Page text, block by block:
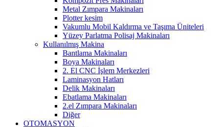
Metal Zımpara Makinaları
Plotter kesim
Vakumlu Mobil Kaldırma ve Taşıma Üniteleri
Yüzey Parlatma Polisaj Makinaları
Kullanılmış Makina
Bantlama Makinaları
Boya Makinaları
2. El CNC İşlem Merkezleri
Laminasyon Hatları
Delik Makinaları
Ebatlama Makinaları
2.el Zımpara Makinaları
Diğer
OTOMASYON